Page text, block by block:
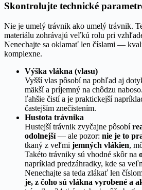
Skontrolujte technické
Nie je umelý trávnik ako umelý trávnik.
materiálu zohrávajú veľkú rolu pri
Nenechajte sa oklamať len číslami —
komplexne.
Výška vlákna (vlasu)
Vyšší vlas pôsobí na pohľad aj
mäkší a príjemný na chôdzu
ľahšie čistí a je praktickejší
častejším znečistením.
Hustota trávnika
Hustejší trávnik zvyčajne pôsobí
odolnejší— ale pozor: nie je to
tkaný z veľmi jemných vlákien,
Takéto trávniky sú vhodné skôr na
napríklad predzáhradky, kde sa
Nenechajte sa teda zlákať len
je, z čoho sú vlákna vyrobené a